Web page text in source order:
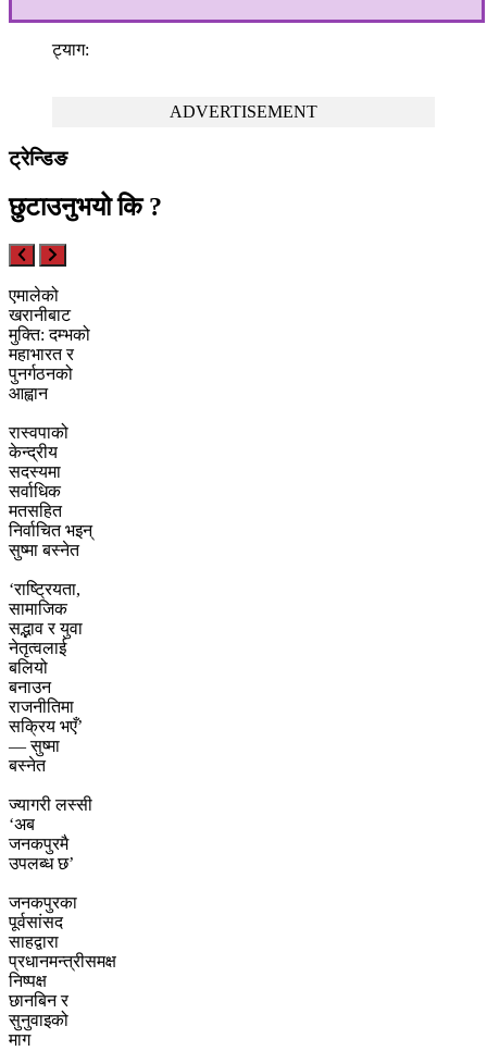
ट्याग:
ADVERTISEMENT
ट्रेन्डिङ
छुटाउनुभयो कि ?
एमालेको
खरानीबाट
मुक्ति: दम्भको
महाभारत र
पुनर्गठनको
आह्वान
रास्वपाको
केन्द्रीय
सदस्यमा
सर्वाधिक
मतसहित
निर्वाचित भइन्
सुष्मा बस्नेत
‘राष्ट्रियता,
सामाजिक
सद्भाव र युवा
नेतृत्वलाई
बलियो
बनाउन
राजनीतिमा
सक्रिय भएँ’
— सुष्मा
बस्नेत
ज्यागरी लस्सी
‘अब
जनकपुरमै
उपलब्ध छ’
जनकपुरका
पूर्वसांसद
साहद्वारा
प्रधानमन्त्रीसमक्ष
निष्पक्ष
छानबिन र
सुनुवाइको
माग